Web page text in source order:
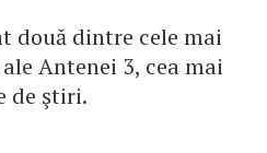
două dintre cele mai
Antenei 3, cea mai
de ştiri.